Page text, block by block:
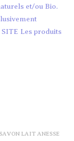
et/ou Bio.
Les produits
SAVON LAIT ANESSE